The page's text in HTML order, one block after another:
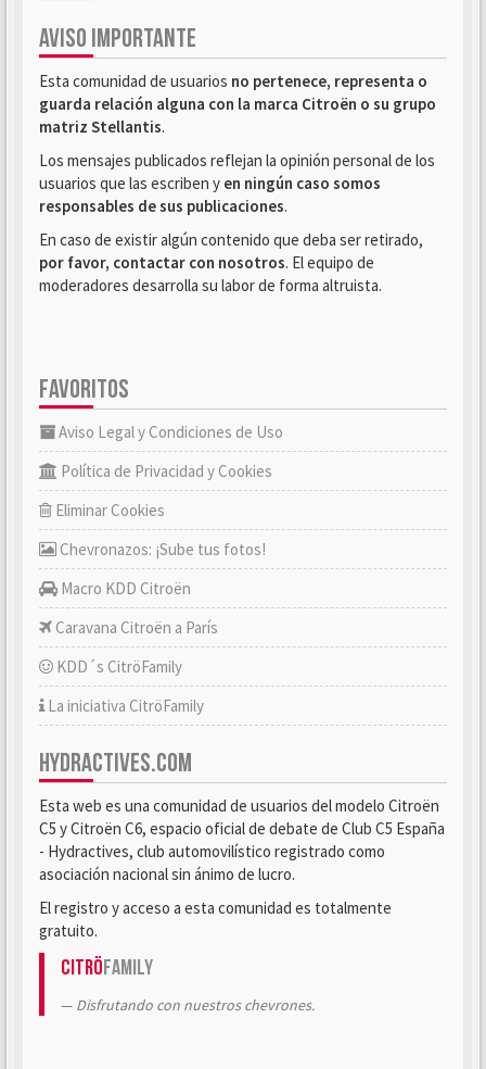
AVISO IMPORTANTE
Esta comunidad de usuarios no pertenece, representa o
guarda relación alguna con la marca Citroën o su grupo
matriz Stellantis.
Los mensajes publicados reflejan la opinión personal de los
usuarios que las escriben y en ningún caso somos
responsables de sus publicaciones.
En caso de existir algún contenido que deba ser retirado,
por favor, contactar con nosotros. El equipo de
moderadores desarrolla su labor de forma altruista.
FAVORITOS
Aviso Legal y Condiciones de Uso
Política de Privacidad y Cookies
Eliminar Cookies
Chevronazos: ¡Sube tus fotos!
Macro KDD Citroën
Caravana Citroën a París
KDD´s CitröFamily
La iniciativa CitröFamily
HYDRACTIVES.COM
Esta web es una comunidad de usuarios del modelo Citroën
C5 y Citroën C6, espacio oficial de debate de Club C5 España
- Hydractives, club automovilístico registrado como
asociación nacional sin ánimo de lucro.
El registro y acceso a esta comunidad es totalmente
gratuito.
CitröFamily
Disfrutando con nuestros chevrones.